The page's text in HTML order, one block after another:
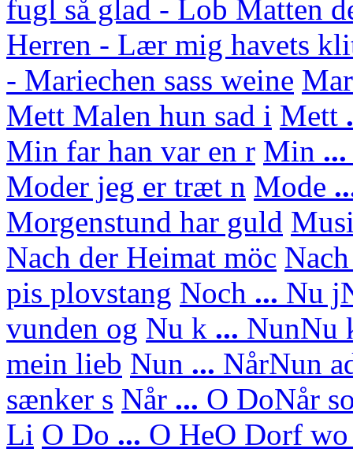
fugl så glad - Lob Matten
Herren - Lær mig havets
- Mariechen sass weine
Mett Malen hun sad i Mett
Min far han var en r Min
Moder jeg er træt n Mode
Morgenstund har guld
Nach der Heimat möc Nach
pis plovstang Noch ... Nu j
vunden og Nu k ... NunNu
mein lieb Nun ... NårNun
sænker s Når ... O DoNår
Li O Do ... O HeO Dorf